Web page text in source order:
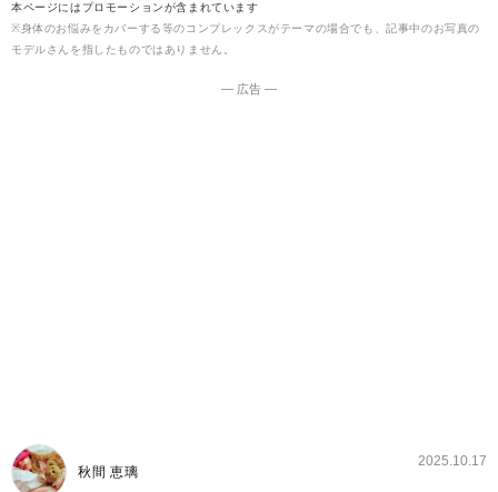
本ページにはプロモーションが含まれています
※身体のお悩みをカバーする等のコンプレックスがテーマの場合でも、記事中のお写真の
モデルさんを指したものではありません。
― 広告 ―
秋間 恵璃
2025.10.17